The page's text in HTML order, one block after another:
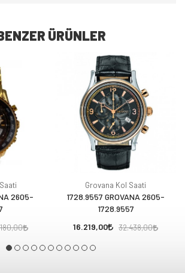
ÜRÜNLER
2605-
Grovana Kol Saati
1728.9557 GROVANA 2605-
1728.9557
16.219,00
32.438,00